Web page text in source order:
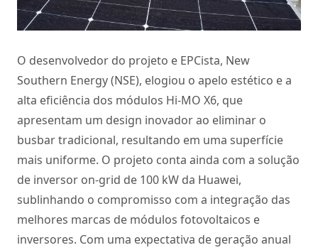
O desenvolvedor do projeto e EPCista, New
Southern Energy (NSE), elogiou o apelo estético e a
alta eficiência dos módulos Hi-MO X6, que
apresentam um design inovador ao eliminar o
busbar tradicional, resultando em uma superfície
mais uniforme. O projeto conta ainda com a solução
de inversor on-grid de 100 kW da Huawei,
sublinhando o compromisso com a integração das
melhores marcas de módulos fotovoltaicos e
inversores. Com uma expectativa de geração anual